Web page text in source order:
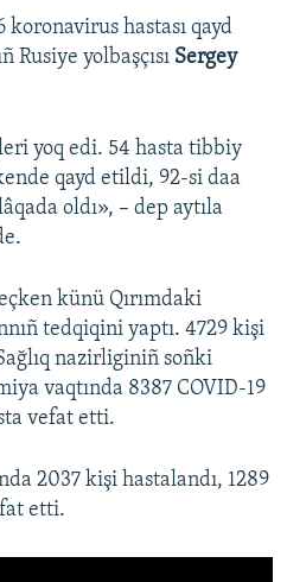
koronavirus hastası qayd
Rusiye yolbaşçısı Sergey
yoq edi. 54 hasta tibbiy
qayd etildi, 92-si daa
oldı», – dep aytıla
künü Qırımdaki
tedqiqini yaptı. 4729 kişi
nazirliginiñ soñki
vaqtında 8387 COVID-19
vefat etti.
2037 kişi hastalandı, 1289
etti.